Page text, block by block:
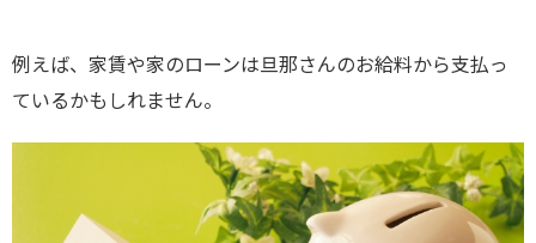
例えば、家賃や家のローンは旦那さんのお給料から支払っ
ているかもしれません。